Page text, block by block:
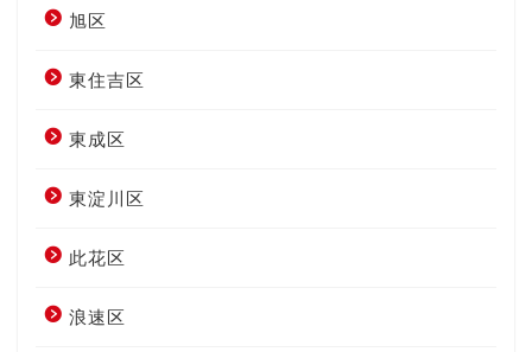
旭区
東住吉区
東成区
東淀川区
此花区
浪速区